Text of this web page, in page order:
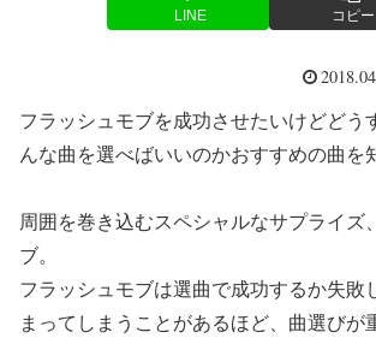
LINE コピー
フラッシュモブを成功させたいけどどう
んな曲を選べばいいのかおすすめの曲を
周囲を巻き込むスペシャルなサプライズ
ブ。
フラッシュモブは選曲で成功するか失敗
まってしまうことがあるほど、曲選びが